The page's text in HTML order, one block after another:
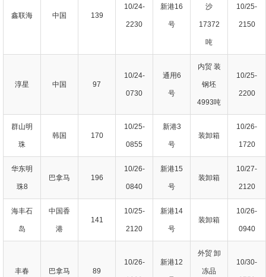
鑫联海 中国 139
10/24-
2230
新港16
号
沙
17372
吨
10/25-
2150
淳星 中国 97
10/24-
0730
通用6
号
内贸 装
钢坯
4993吨
10/25-
2200
群山明
珠
韩国 170
10/25-
0855
新港3
号
装卸箱
10/26-
1720
华东明
珠8
巴拿马 196
10/26-
0840
新港15
号
装卸箱
10/27-
2120
海丰石
岛
中国香
港
141
10/25-
2120
新港14
号
装卸箱
10/26-
0940
丰春 巴拿马 89
10/26- 新港12
外贸 卸
冻品
10/30-